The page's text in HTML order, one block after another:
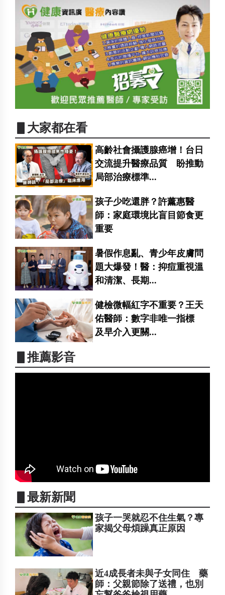
▋大家都在看
高齡社會攝護腺癌增！台日
交流提升醫療品質 盼推動
局部治療標準...
孩子少吃還胖？許薰惠醫
師：家庭環境比盲目節食更
重要
暑假作息亂、青少年皮膚問
題大爆發！醫：抑痘重視溫
和清潔、長期...
健檢微幅紅字不重要？王天
佑醫師：數字非唯一指標
及早介入更關...
▋推薦影音
▋最新新聞
孩子一哭就忍不住生氣？專
家揭父母煩躁真正原因
近4成長者未與子女同住 藥
師：父親節除了送禮，也別